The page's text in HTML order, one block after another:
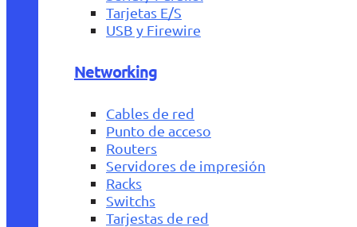
Tarjetas E/S
USB y Firewire
Networking
Cables de red
Punto de acceso
Routers
Servidores de impresión
Racks
Switchs
Tarjestas de red